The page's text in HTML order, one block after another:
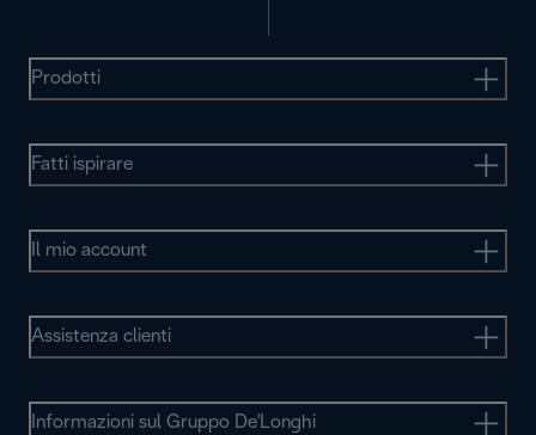
Prodotti
Fatti ispirare
Il mio account
Assistenza clienti
Informazioni sul Gruppo De'Longhi